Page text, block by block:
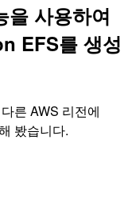
을 사용하여
EFS를 생성
른 AWS 리전에
봤습니다.